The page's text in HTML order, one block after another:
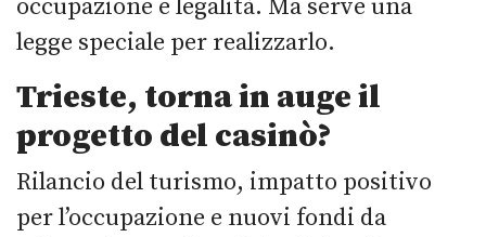
occupazione e legalità. Ma serve una
legge speciale per realizzarlo.
Trieste, torna in auge il
progetto del casinò?
Rilancio del turismo, impatto positivo
per l’occupazione e nuovi fondi da